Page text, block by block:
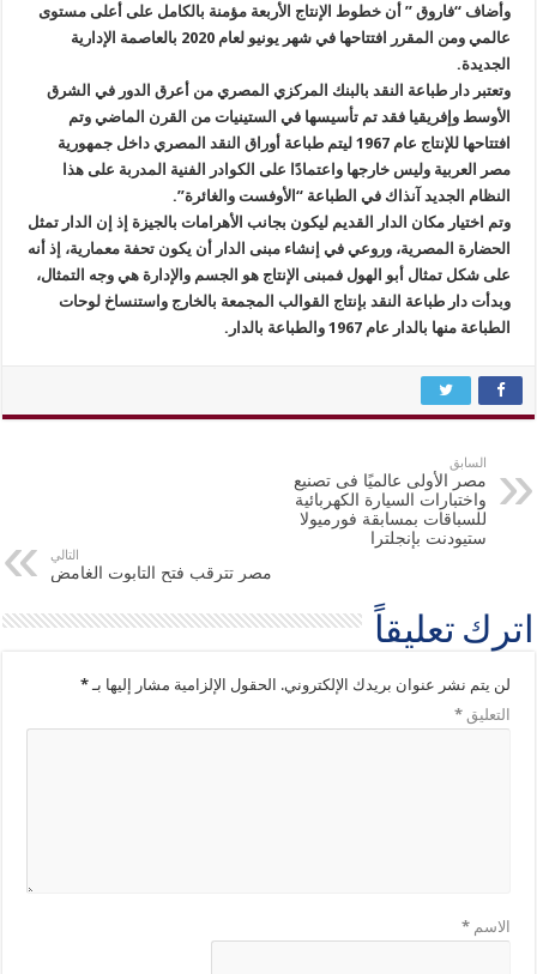
وأضاف “فاروق ” أن خطوط الإنتاج الأربعة مؤمنة بالكامل على أعلى مستوى
عالمي ومن المقرر افتتاحها في شهر يونيو لعام 2020 بالعاصمة الإدارية
الجديدة.
وتعتبر دار طباعة النقد بالبنك المركزي المصري من أعرق الدور في الشرق
الأوسط وإفريقيا فقد تم تأسيسها في الستينيات من القرن الماضي وتم
افتتاحها للإنتاج عام 1967 ليتم طباعة أوراق النقد المصري داخل جمهورية
مصر العربية وليس خارجها واعتمادًا على الكوادر الفنية المدربة على هذا
النظام الجديد آنذاك في الطباعة “الأوفست والغائرة”.
وتم اختيار مكان الدار القديم ليكون بجانب الأهرامات بالجيزة إذ إن الدار تمثل
الحضارة المصرية، وروعي في إنشاء مبنى الدار أن يكون تحفة معمارية، إذ أنه
على شكل تمثال أبو الهول فمبنى الإنتاج هو الجسم والإدارة هي وجه التمثال،
وبدأت دار طباعة النقد بإنتاج القوالب المجمعة بالخارج واستنساخ لوحات
الطباعة منها بالدار عام 1967 والطباعة بالدار.
السابق
مصر الأولى عالميًا فى تصنيع
واختبارات السيارة الكهربائية
للسباقات بمسابقة فورميولا
ستيودنت بإنجلترا
التالي
مصر تترقب فتح التابوت الغامض
اترك تعليقاً
لن يتم نشر عنوان بريدك الإلكتروني. الحقول الإلزامية مشار إليها بـ*
التعليق*
الاسم*